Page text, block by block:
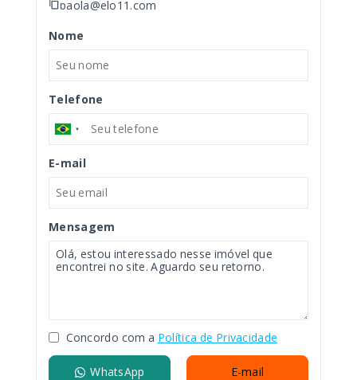
paola@elo11.com
Nome
Telefone
E-mail
Mensagem
Concordo com a Política de Privacidade
WhatsApp E-mail